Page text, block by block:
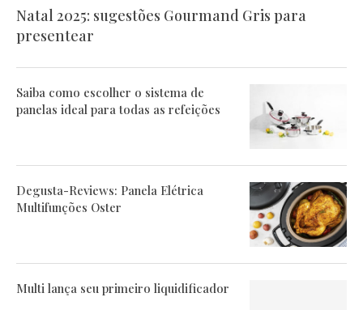
Natal 2025: sugestões Gourmand Gris para
presentear
Saiba como escolher o sistema de
panelas ideal para todas as refeições
Degusta-Reviews: Panela Elétrica
Multifunções Oster
Multi lança seu primeiro liquidificador